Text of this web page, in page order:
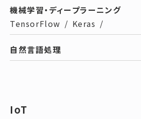
機械学習・ディープラーニング
TensorFlow / Keras /
自然言語処理
IoT